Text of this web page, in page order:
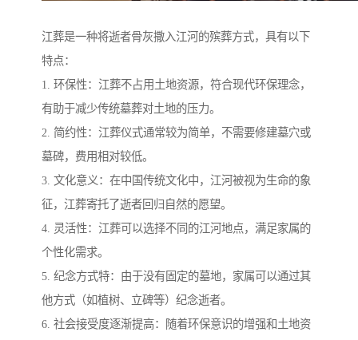
江葬是一种将逝者骨灰撒入江河的殡葬方式，具有以下
特点：
1. 环保性：江葬不占用土地资源，符合现代环保理念，
有助于减少传统墓葬对土地的压力。
2. 简约性：江葬仪式通常较为简单，不需要修建墓穴或
墓碑，费用相对较低。
3. 文化意义：在中国传统文化中，江河被视为生命的象
征，江葬寄托了逝者回归自然的愿望。
4. 灵活性：江葬可以选择不同的江河地点，满足家属的
个性化需求。
5. 纪念方式特：由于没有固定的墓地，家属可以通过其
他方式（如植树、立碑等）纪念逝者。
6. 社会接受度逐渐提高：随着环保意识的增强和土地资